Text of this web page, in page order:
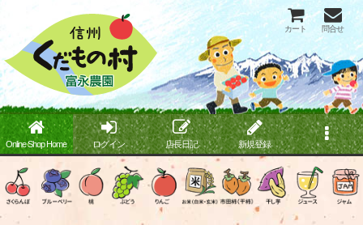
カート 問合せ
Online Shop Home ログイン 店長日記 新規登録